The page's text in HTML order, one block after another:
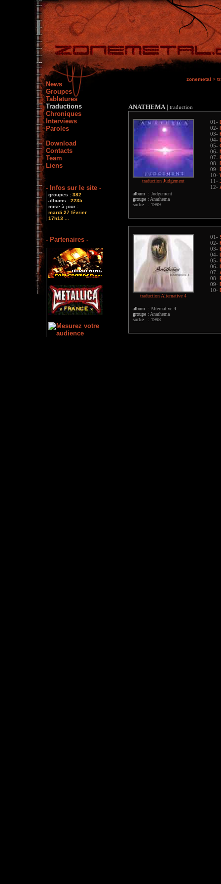
News
Groupes
Tablatures
Traductions
Chroniques
Interviews
Paroles
Download
Contacts
Team
Liens
- Infos sur le site -
groupes : 382
albums : 2235
mise à jour :
mardi 27 février
17h13 ...
- Partenaires -
zonemetal >
ANATHEMA| traduction
traduction Judgement
album : Judgement
groupe : Anathema
sortie : 1999
01-
02-
03-
04-
05-
06-
07-
08-
09-
10-
11-
12-
traduction Alternative 4
album : Alternative 4
groupe : Anathema
sortie : 1998
01-
02-
03-
04-
05-
06-
07-
08-
09-
10-